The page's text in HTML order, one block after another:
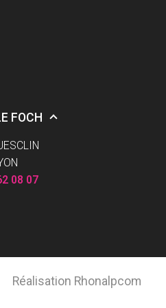
FOCH
08 07
Réalisation Rhonalpcom